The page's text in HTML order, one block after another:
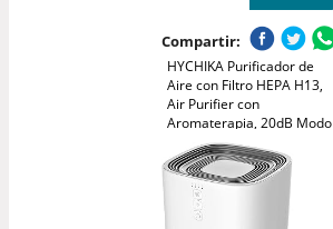
Compartir:
HYCHIKA Purificador de
Aire con Filtro HEPA H13,
Air Purifier con
Aromaterapia, 20dB Modo
Sueño, Elimina 99,97% de
Polvo, Polen, Humo y
Olores, 3 Luces Nocturnas,
Temporizador, para Hogar
y Dormitorio